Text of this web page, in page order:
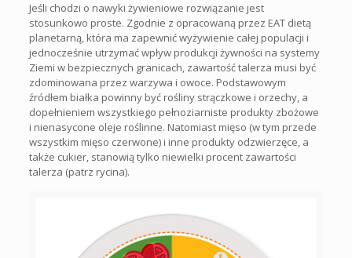
Jeśli chodzi o nawyki żywieniowe rozwiązanie jest
stosunkowo proste. Zgodnie z opracowaną przez EAT dietą
planetarną, która ma zapewnić wyżywienie całej populacji i
jednocześnie utrzymać wpływ produkcji żywności na systemy
Ziemi w bezpiecznych granicach, zawartość talerza musi być
zdominowana przez warzywa i owoce. Podstawowym
źródłem białka powinny być rośliny strączkowe i orzechy, a
dopełnieniem wszystkiego pełnoziarniste produkty zbożowe
i nienasycone oleje roślinne. Natomiast mięso (w tym przede
wszystkim mięso czerwone) i inne produkty odzwierzęce, a
także cukier, stanowią tylko niewielki procent zawartości
talerza (patrz rycina).